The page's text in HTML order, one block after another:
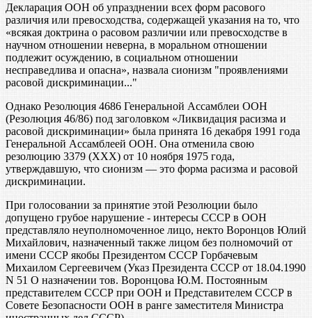
Декларация ООН об упразднении всех форм расового
различия или превосходства, содержащей указания на то, что
«всякая доктрина о расовом различии или превосходстве в
научном отношении неверна, в моральном отношении
подлежит осуждению, в социальном отношении
несправедлива и опасна», назвала сионизм "проявлениями
расовой дискриминации..."
Однако Резолюция 4686 Генеральной Ассамблеи ООН
(Резолюция 46/86) под заголовком «Ликвидация расизма и
расовой дискриминации» была принята 16 декабря 1991 года
Генеральной Ассамблеей ООН. Она отменила свою
резолюцию 3379 (ХХХ) от 10 ноября 1975 года,
утверждавшую, что сионизм — это форма расизма и расовой
дискриминации.
При голосовании за принятие этой Резолюции было
допущено грубое нарушение - интересы СССР в ООН
представляло неуполномоченное лицо, некто Воронцов Юлий
Михайлович, назначенный также лицом без полномочий от
имени СССР якобы Президентом СССР Горбачевым
Михаилом Сергеевичем (Указ Президента СССР от 18.04.1990
N 51 О назначении тов. Воронцова Ю.М. Постоянным
представителем СССР при ООН и Представителем СССР в
Совете Безопасности ООН в ранге заместителя Министра